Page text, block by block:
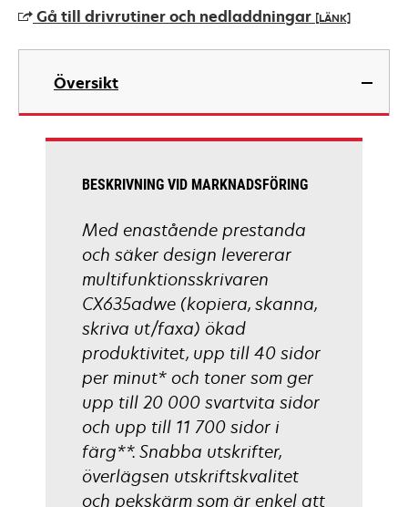
new
tab
Gå till drivrutiner och nedladdningar [LÄNK]
opens
new
Översikt
BESKRIVNING VID MARKNADSFÖRING
Med enastående prestanda
och säker design levererar
multifunktionsskrivaren
CX635adwe (kopiera, skanna,
skriva ut/faxa) ökad
produktivitet, upp till 40 sidor
per minut* och toner som ger
upp till 20 000 svartvita sidor
och upp till 11 700 sidor i
färg**. Snabba utskrifter,
överlägsen utskriftskvalitet
och pekskärm som är enkel att